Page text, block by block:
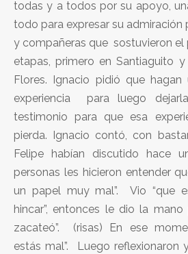
todas y a todos por su apoyo,
todo para expresar su admiración
y compañeras que sostuvieron el
etapas, primero en Santiaguito
Flores. Ignacio pidió que
experiencia para luego
testimonio para que esa
pierda. Ignacio contó, con
Felipe habían discutido hace
personas les hicieron entender
un papel muy mal”. Vio “que
hincar”, entonces le dio la
zacateó”. (risas) En ese
estás mal”. Luego reflexionaron